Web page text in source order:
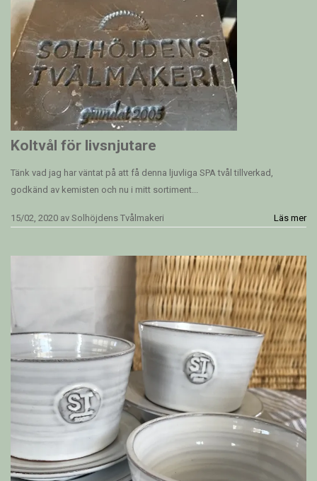
Koltvål för livsnjutare
Tänk vad jag har väntat på att få denna ljuvliga SPA tvål tillverkad,
godkänd av kemisten och nu i mitt sortiment...
15/02, 2020 av Solhöjdens Tvålmakeri Läs mer